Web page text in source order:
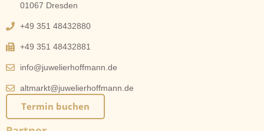
01067 Dresden
+49 351 48432880
+49 351 48432881
info@juwelierhoffmann.de
altmarkt@juwelierhoffmann.de
Termin buchen